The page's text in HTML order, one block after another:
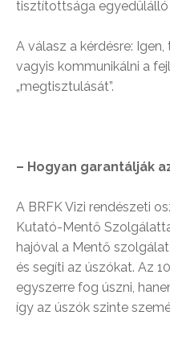
tisztítottsága egyedülálló
A válasz a kérdésre:
vagyis kommunikálni a
„megtisztulását”.
– Hogyan garantálják
A BRFK Vizi rendészeti
Kutató-Mentő
hajóval a Mentő
és segíti az úszókat. Az
egyszerre fog úszni,
így az úszók szinte